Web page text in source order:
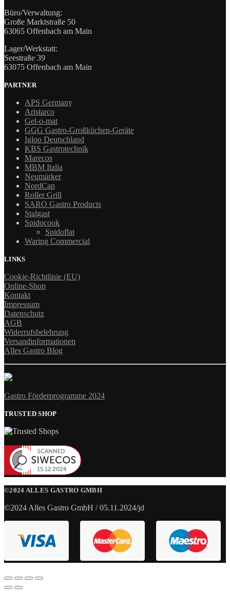
Büro/Verwaltung:
Große Marktstraße 50
63065 Offenbach am Main
Lager/Werkstatt:
Seestraße 39
63075 Offenbach am Main
PARTNER
APS Germany
Aristarco
Gel-o-mat
GGG Gastro-Großküchen-Geräte
Igloo Deutschland
KBS Gastrotechnik
Marecos
MBM Italia
Neumärker
NordCap
Roller Grill
SARO Gastro Products
Stalgast
Spidocook
Spidoflat
Waring Commercial
LINKS
Cookie-Richtlinie (EU)
Online-Shop
Kontakt
Impressum
Datenschutz
AGB
Widerrufsbelehrung
Versandinformationen
Alles Gastro Blog
Gastro Förderprogramme 2024
TRUSTED SHOP
©2024 ALLES GASTRO GMBH
©2024 Alles Gastro GmbH / 05.11.2024/jd